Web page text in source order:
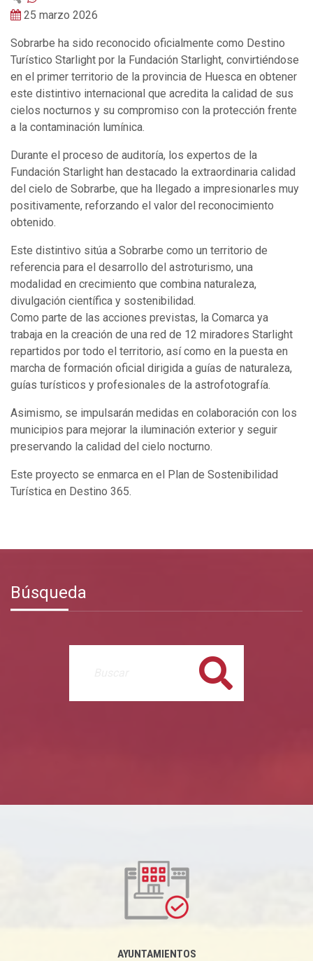
25 marzo 2026
Sobrarbe ha sido reconocido oficialmente como Destino
Turístico Starlight por la Fundación Starlight, convirtiéndose
en el primer territorio de la provincia de Huesca en obtener
este distintivo internacional que acredita la calidad de sus
cielos nocturnos y su compromiso con la protección frente
a la contaminación lumínica.
Durante el proceso de auditoría, los expertos de la
Fundación Starlight han destacado la extraordinaria calidad
del cielo de Sobrarbe, que ha llegado a impresionarles muy
positivamente, reforzando el valor del reconocimiento
obtenido.
Este distintivo sitúa a Sobrarbe como un territorio de
referencia para el desarrollo del astroturismo, una
modalidad en crecimiento que combina naturaleza,
divulgación científica y sostenibilidad.
Como parte de las acciones previstas, la Comarca ya
trabaja en la creación de una red de 12 miradores Starlight
repartidos por todo el territorio, así como en la puesta en
marcha de formación oficial dirigida a guías de naturaleza,
guías turísticos y profesionales de la astrofotografía.
Asimismo, se impulsarán medidas en colaboración con los
municipios para mejorar la iluminación exterior y seguir
preservando la calidad del cielo nocturno.
Este proyecto se enmarca en el Plan de Sostenibilidad
Turística en Destino 365.
Búsqueda
Buscar
AYUNTAMIENTOS